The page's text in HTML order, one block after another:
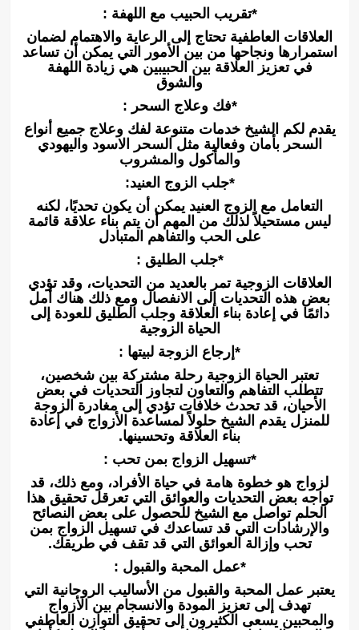
*تقريب الحبيب مع اللهفة :
العلاقات العاطفية تحتاج إلى الرعاية والاهتمام لضمان
استمرارها ونجاحها من بين الأمور التي يمكن أن تساعد
في تعزيز العلاقة بين الحبيبين هي زيادة اللهفة
والشوق
*فك وعلاج السحر :
يقدم لكم الشيخ خدمات متنوعة لفك وعلاج جميع أنواع
السحر بأمان وفعالية مثل السحر الاسود واليهودي
والمأكول والمشروب
*جلب الزوج العنيد:
التعامل مع الزوج العنيد يمكن أن يكون تحديًا، لكنه
ليس مستحيلاً لذلك من المهم أن يتم بناء علاقة قائمة
على الحب والتفاهم المتبادل
*جلب الطليق :
العلاقات الزوجية تمر بالعديد من التحديات، وقد تؤدي
بعض هذه التحديات إلى الانفصال ومع ذلك هناك أمل
دائمًا في إعادة بناء العلاقة وجلب الطليق للعودة إلى
الحياة الزوجية
*إرجاع الزوجة لبيتها :
تعتبر الحياة الزوجية رحلة مشتركة بين شخصين،
تتطلب التفاهم والتعاون لتجاوز التحديات في بعض
الأحيان، قد تحدث خلافات تؤدي إلى مغادرة الزوجة
للمنزل يقدم الشيخ حلولاً لمساعدة الأزواج في إعادة
بناء العلاقة وتحسينها.
*تسهيل الزواج بمن تحب :
لزواج هو خطوة هامة في حياة الأفراد، ومع ذلك، قد
تواجه بعض التحديات والعوائق التي تعرقل تحقيق هذا
الحلم تواصل مع الشيخ للحصول على بعض النصائح
والإرشادات التي قد تساعدك في تسهيل الزواج بمن
تحب وإزالة العوائق التي قد تقف في طريقك.
*عمل المحبة والقبول :
يعتبر عمل المحبة والقبول من الأساليب الروحانية التي
تهدف إلى تعزيز المودة والانسجام بين الأزواج
والمحبين يسعى الكثيرون إلى تحقيق التوازن العاطفي